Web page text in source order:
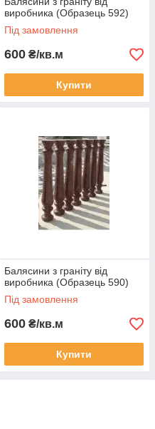
виробника (Образець 592)
Під замовлення
600 ₴/кв.м
Купити
Балясини з граніту від
виробника (Образець 590)
Під замовлення
600 ₴/кв.м
Купити